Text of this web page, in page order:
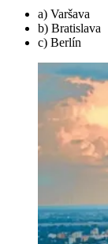
a) Varšava
b) Bratislava
c) Berlín